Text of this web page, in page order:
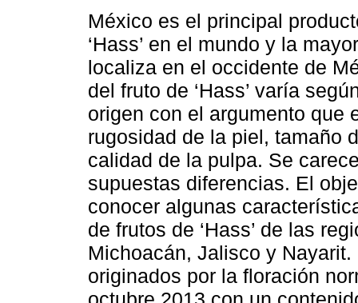
México es el principal
‘Hass’ en el mundo y la
localiza en el occidente de
del fruto de ‘Hass’ varía
origen con el argumento que
rugosidad de la piel, tamaño
calidad de la pulpa. Se
supuestas diferencias. El
conocer algunas
de frutos de ‘Hass’ de las
Michoacán, Jalisco y
originados por la floración